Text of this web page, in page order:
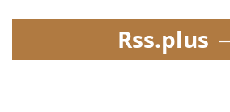
Rss.plus